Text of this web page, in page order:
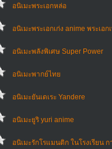
อนิเมะพระเอกหล่อ
อนิเมะพระเอกเก่ง anime พระเอก
อนิเมะพลังพิเศษ Super Power
อนิเมะพากย์ไทย
อนิเมะยันเดเระ Yandere
อนิเมะยูริ yuri anime
อนิเมะรักโรแมนติก ในโรงเรียน ก